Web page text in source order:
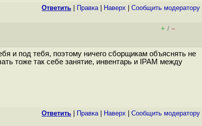
Ответить Правка| Наверх Cообщить модератору
+ / –
и под тебя, поэтому ничего сборщикам объяснять не
тоже так себе занятие, инвентарь и IPAM между
Ответить Правка| Наверх Cообщить модератору